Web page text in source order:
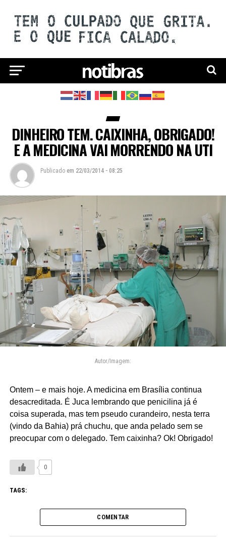
DINHEIRO TEM. CAIXINHA, OBRIGADO!
E A MEDICINA VAI MORRENDO NA UTI
Publicado em 22/03/2014 - 08:25
Autor/Imagem:
Ontem – e mais hoje. A medicina em Brasília continua
desacreditada. É Juca lembrando que penicilina já é
coisa superada, mas tem pseudo curandeiro, nesta terra
(vindo da Bahia) prá chuchu, que anda pelado sem se
preocupar com o delegado. Tem caixinha? Ok! Obrigado!
0
TAGS:
COMENTAR